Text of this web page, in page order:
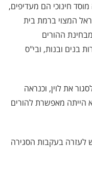
חינוכי הם מעדיפים,
המצוי ברמת בית
ההורים
בנים ובנות, ובי"ס
את לוין, וכנראה
הייתה מאפשרת להורים
לעזרה בעקבות הסגירה